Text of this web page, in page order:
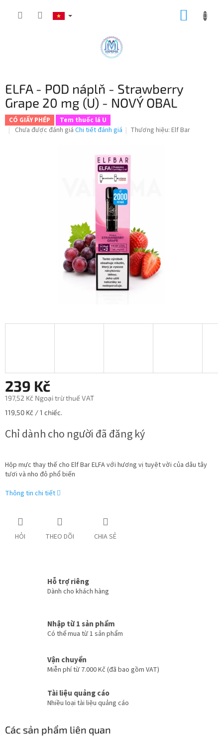
GIỎ
ELFA - POD náplň - Strawberry
Grape 20 mg (U) - NOVÝ OBAL
CÓ GIẤY PHÉP Tem thuốc lá U
Đánh
Chưa được đánh giá Chi tiết đánh giá Thương hiệu:Elf Bar
239 Kč
197,52 Kč Ngoại trừ thuế VAT
Giá
lường:
119,50 Kč / 1 chiếc.
Chỉ dành cho người đã đăng ký
Hộp mực thay thế cho Elf Bar ELFA với hương vị tuyệt vời của dâu tây
tươi và nho đỏ phổ biến
Thông tin chi tiết
HỎI THEO DÕI CHIA SẺ
Hỗ trợ riêng
Dành cho khách hàng
Nhập từ 1 sản phẩm
Có thể mua từ 1 sản phẩm
Vận chuyển
Miễn phí từ 7.000 Kč (đã bao gồm VAT)
Tài liệu quảng cáo
Nhiều loại tài liệu quảng cáo
Các sản phẩm liên quan